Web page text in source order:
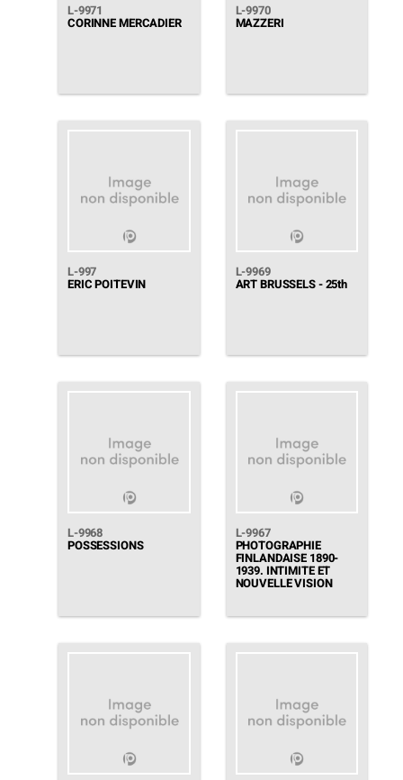
L-9971
CORINNE MERCADIER
L-9970
MAZZERI
L-997
ERIC POITEVIN
L-9969
ART BRUSSELS - 25th
L-9968
POSSESSIONS
L-9967
PHOTOGRAPHIE
FINLANDAISE 1890-
1939. INTIMITE ET
NOUVELLE VISION